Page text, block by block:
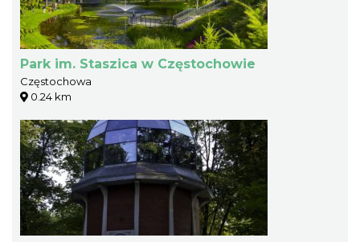
Park im. Staszica w Częstochowie
Częstochowa
0.24 km